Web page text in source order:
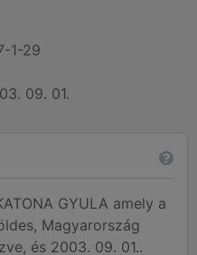
1-29
09. 01.
GYULA amely a
Magyarország
és 2003. 09. 01..